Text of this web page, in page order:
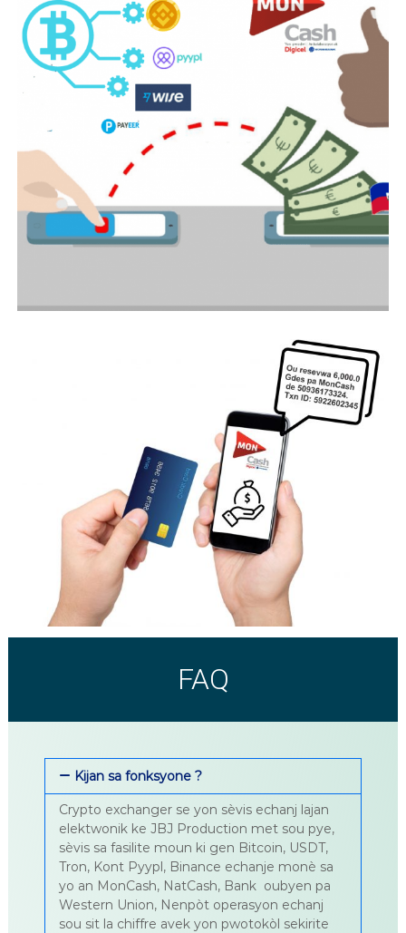
FAQ
Kijan sa fonksyone ?
Crypto exchanger se yon sèvis echanj lajan
elektwonik ke JBJ Production met sou pye,
sèvis sa fasilite moun ki gen Bitcoin, USDT,
Tron, Kont Pyypl, Binance echanje monè sa
yo an MonCash, NatCash, Bank oubyen pa
Western Union, Nenpòt operasyon echanj
sou sit la chiffre avek yon pwotokòl sekirite